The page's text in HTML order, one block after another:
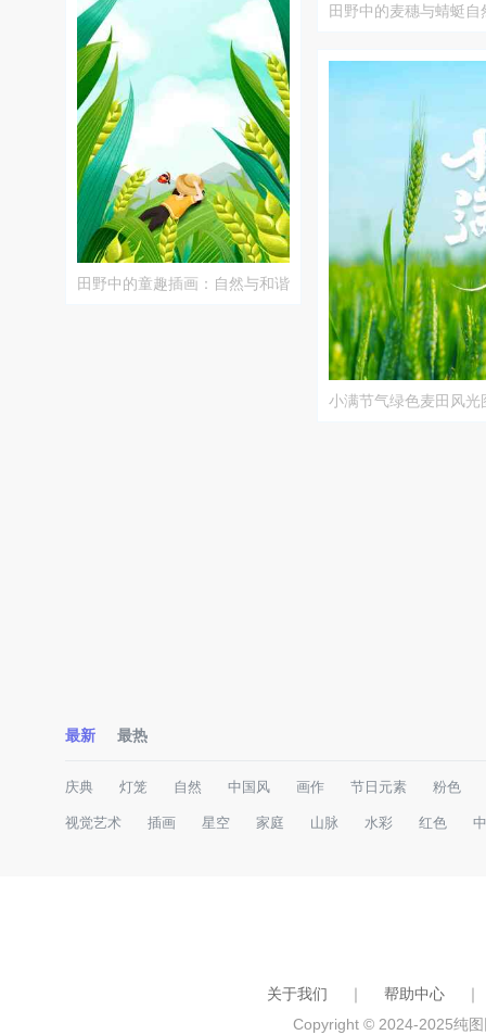
田野中的童趣插画：自然与和谐
田野中的麦穗与蜻蜓自
小满节气绿色麦田风光
最新 最热
庆典 灯笼 自然 中国风 画作 节日元素 粉色
视觉艺术 插画 星空 家庭 山脉 水彩 红色
关于我们 ｜ 帮助中心
｜
Copyright © 2024-2025纯